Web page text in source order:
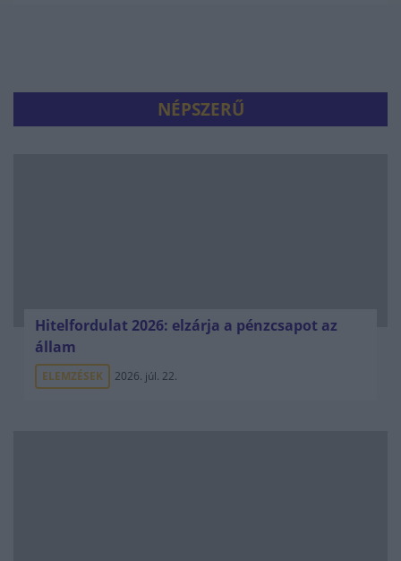
NÉPSZERŰ
Hitelfordulat 2026: elzárja a pénzcsapot az
állam
ELEMZÉSEK 2026. júl. 22.